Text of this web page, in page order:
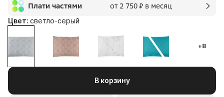
Плати частями от 2 750⁠ ⁠₽ в месяц
2 мес.
2 750⁠ ⁠₽
без переплат и комиссии
Цвет: светло-серый
+8
В корзину